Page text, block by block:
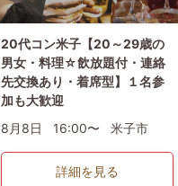
20代コン米子【20～29歳の
男女・料理☆飲放題付・連絡
先交換あり・着席型】１名参
加も大歓迎
8月8日
16:00〜 米子市
詳細を見る